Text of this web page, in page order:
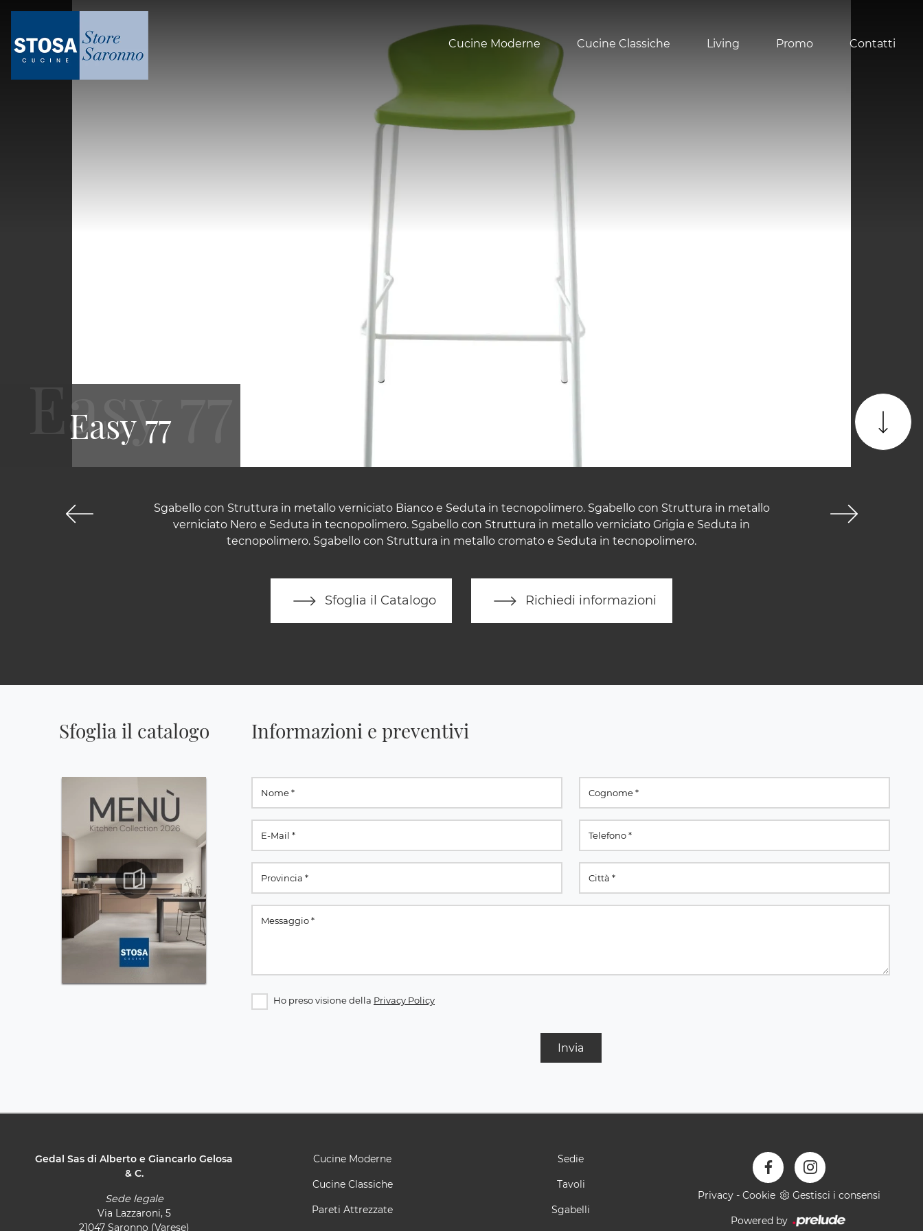
Cucine Moderne Cucine Classiche Living Promo Contatti
Sgabello con Struttura in metallo verniciato Bianco e Seduta in tecnopolimero. Sgabello con Struttura in metallo
verniciato Nero e Seduta in tecnopolimero. Sgabello con Struttura in metallo verniciato Grigia e Seduta in
tecnopolimero. Sgabello con Struttura in metallo cromato e Seduta in tecnopolimero.
Sfoglia il Catalogo Richiedi informazioni
Easy 77
Sfoglia il catalogo Informazioni e preventivi
Ho preso visione della Privacy Policy
Invia
Gedal Sas di Alberto e Giancarlo Gelosa
& C.
Sede legale
Via Lazzaroni, 5
21047 Saronno (Varese)
Cucine Moderne
Cucine Classiche
Pareti Attrezzate
Sedie
Tavoli
Sgabelli
Privacy - Cookie Gestisci i consensi
Powered by